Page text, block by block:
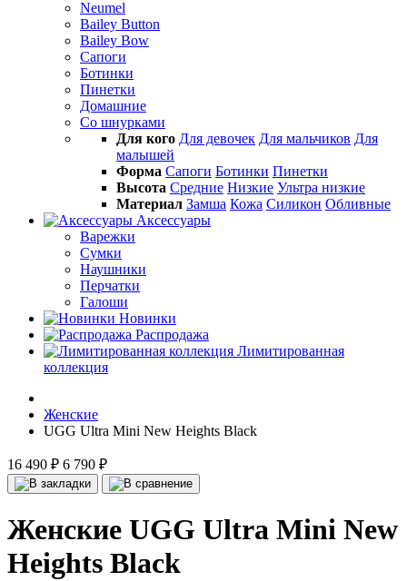
Neumel
Bailey Button
Bailey Bow
Сапоги
Ботинки
Пинетки
Домашние
Со шнурками
Для кого Для девочек Для мальчиков Для
малышей
Форма Сапоги Ботинки Пинетки
Высота Средние Низкие Ультра низкие
Материал Замша Кожа Силикон Обливные
Аксессуары
Варежки
Сумки
Наушники
Перчатки
Галоши
Новинки
Распродажа
Лимитированная
коллекция
Женские
UGG Ultra Mini New Heights Black
16 490 ₽ 6 790 ₽
Женские UGG Ultra Mini New
Heights Black